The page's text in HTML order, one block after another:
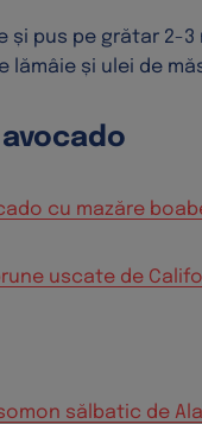
și pus pe grătar 2-3
lămâie și ulei de
cu mazăre
uscate de
sălbatic de